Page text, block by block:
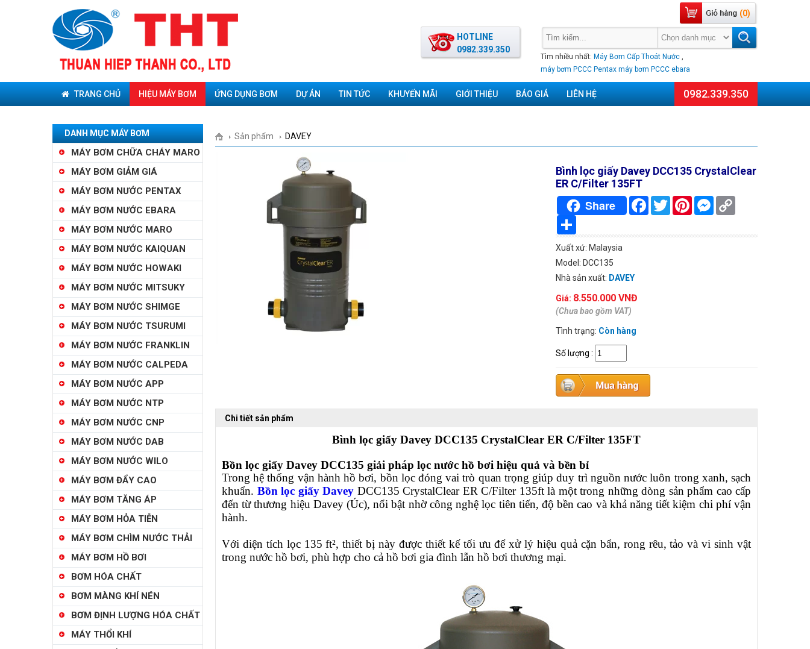
(0)
Tìm nhiều nhất: Máy Bơm Cấp Thoát Nước ,
máy bơm PCCC Pentax máy bơm PCCC ebara
HOTLINE
0982.339.350
TRANG CHỦ HIỆU MÁY BƠM ỨNG DỤNG BƠM DỰ ÁN TIN TỨC KHUYẾN MÃI GIỚI THIỆU BÁO GIÁ LIÊN HỆ 0982.339.350
DANH MỤC MÁY BƠM
MÁY BƠM CHỮA CHÁY MARO
MÁY BƠM GIẢM GIÁ
MÁY BƠM NƯỚC PENTAX
MÁY BƠM NƯỚC EBARA
MÁY BƠM NƯỚC MARO
MÁY BƠM NƯỚC KAIQUAN
MÁY BƠM NƯỚC HOWAKI
MÁY BƠM NƯỚC MITSUKY
MÁY BƠM NƯỚC SHIMGE
MÁY BƠM NƯỚC TSURUMI
MÁY BƠM NƯỚC FRANKLIN
MÁY BƠM NƯỚC CALPEDA
MÁY BƠM NƯỚC APP
MÁY BƠM NƯỚC NTP
MÁY BƠM NƯỚC CNP
MÁY BƠM NƯỚC DAB
MÁY BƠM NƯỚC WILO
MÁY BƠM ĐẨY CAO
MÁY BƠM TĂNG ÁP
MÁY BƠM HỎA TIỄN
MÁY BƠM CHÌM NƯỚC THẢI
MÁY BƠM HỒ BƠI
BƠM HÓA CHẤT
BƠM MÀNG KHÍ NÉN
BƠM ĐỊNH LƯỢNG HÓA CHẤT
MÁY THỔI KHÍ
Sản phẩm DAVEY
Bình lọc giấy Davey DCC135 CrystalClear
ER C/Filter 135FT
Share FacebookTwitterPinterestMessenger
Xuất xứ: Malaysia
Model: DCC135
Nhà sản xuất: DAVEY
Giá: 8.550.000 VNĐ
(Chưa bao gồm VAT)
Tình trạng: Còn hàng
Số lượng :
Chi tiết sản phẩm
Bình lọc giấy Davey DCC135 CrystalClear ER C/Filter 135FT
Bồn lọc giấy Davey DCC135 giải pháp lọc nước hồ bơi hiệu quả và bền bỉ
Trong hệ thống vận hành hồ bơi, bồn lọc đóng vai trò quan trọng giúp duy trì nguồn nước luôn trong xanh, sạch
khuẩn. Bồn lọc giấy Davey DCC135 CrystalClear ER C/Filter 135ft là một trong những dòng sản phẩm cao cấp
đến từ thương hiệu Davey (Úc), nổi bật nhờ công nghệ lọc tiên tiến, độ bền cao và khả năng tiết kiệm chi phí vận
hành.
Với diện tích lọc 135 ft², thiết bị này được thiết kế tối ưu để xử lý hiệu quả cặn bẩn, rong rêu, tảo và vi sinh vật
trong nước hồ bơi, phù hợp cho cả hồ bơi gia đình lẫn hồ bơi thương mại.